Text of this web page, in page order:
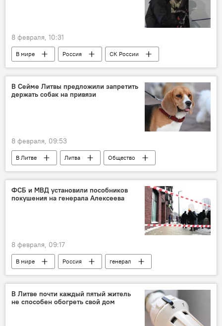
8 февраля, 10:31
В мире Россия
СК России
Москва
В Сейме Литвы предложили запретить
держать собак на привязи
8 февраля, 09:53
В Литве Литва
Общество
Сейм Литвы
собака
защита животных
животные
ФСБ и МВД установили пособников
покушения на генерала Алексеева
8 февраля, 09:17
В мире Россия
генерал
ФСБ России
В Литве почти каждый пятый житель
не способен обогреть свой дом